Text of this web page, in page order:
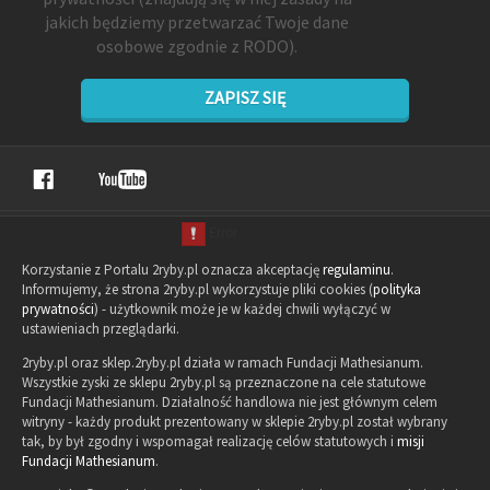
jakich będziemy przetwarzać Twoje dane
osobowe zgodnie z RODO).
ZAPISZ SIĘ
Korzystanie z Portalu 2ryby.pl oznacza akceptacjęregulaminu.
Informujemy, że strona 2ryby.pl wykorzystuje pliki cookies (polityka
prywatności) - użytkownik może je w każdej chwili wyłączyć w
ustawieniach przeglądarki.
2ryby.pl oraz sklep.2ryby.pl działa w ramach Fundacji Mathesianum.
Wszystkie zyski ze sklepu 2ryby.pl są przeznaczone na cele statutowe
Fundacji Mathesianum. Działalność handlowa nie jest głównym celem
witryny - każdy produkt prezentowany w sklepie 2ryby.pl został wybrany
tak, by był zgodny i wspomagał realizację celów statutowych i misji
Fundacji Mathesianum.